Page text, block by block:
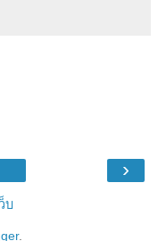
›
บ
.